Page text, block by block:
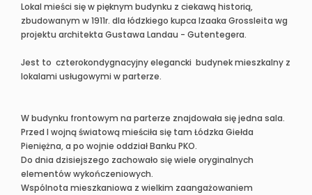
Lokal mieści się w pięknym budynku z ciekawą historią,
zbudowanym w 1911r. dla łódzkiego kupca Izaaka Grossleita wg
projektu architekta Gustawa Landau - Gutentegera.
Jest to czterokondygnacyjny elegancki budynek mieszkalny z
lokalami usługowymi w parterze.
W budynku frontowym na parterze znajdowała się jedna sala.
Przed I wojną światową mieściła się tam Łódzka Giełda
Pieniężna, a po wojnie oddział Banku PKO.
Do dnia dzisiejszego zachowało się wiele oryginalnych
elementów wykończeniowych.
Wspólnota mieszkaniowa z wielkim zaangażowaniem